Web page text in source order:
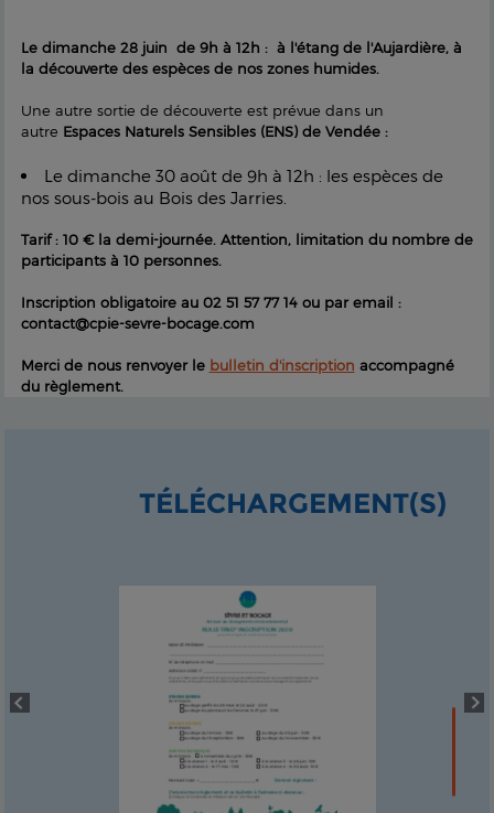
Le dimanche 28 juin de 9h à 12h : à l'étang de l'Aujardière, à
la découverte des espèces de nos zones humides.
Une autre sortie de découverte est prévue dans un
autre Espaces Naturels Sensibles (ENS) de Vendée :
Le dimanche 30 août de 9h à 12h : les espèces de
nos sous-bois au Bois des Jarries.
Tarif : 10 € la demi-journée. Attention, limitation du nombre de
participants à 10 personnes.
Inscription obligatoire au 02 51 57 77 14 ou par email :
contact@cpie-sevre-bocage.com
Merci de nous renvoyer le bulletin d'inscription accompagné
du règlement.
TÉLÉCHARGEMENT(S)